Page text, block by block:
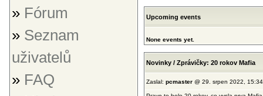
» Fórum
» Seznam
uživatelů
» FAQ
Upcoming events
None events yet.
Novinky / Zprávičky: 20 rokov Mafia
Zaslal: pcmaster @ 29. srpen 2022,